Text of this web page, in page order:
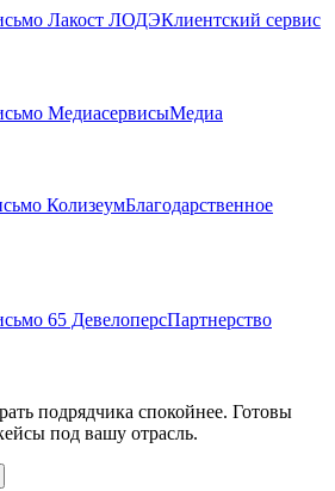
Клиентский сервис
Медиа
Благодарственное
Партнерство
подрядчика спокойнее. Готовы
под вашу отрасль.